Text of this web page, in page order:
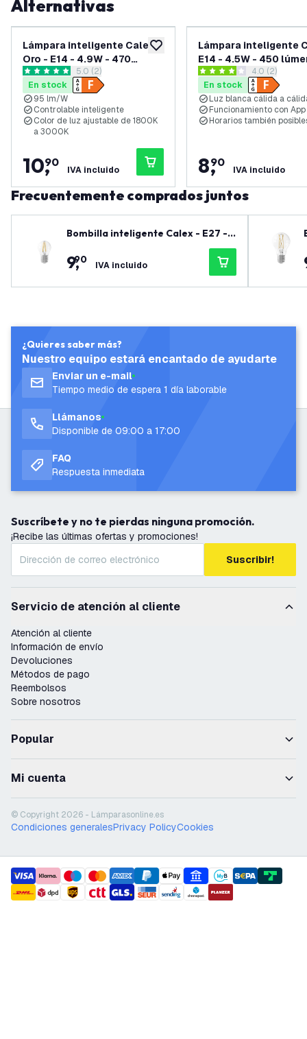
Alternativas
añadir a lista de deseos
Lámpara inteligente Calex
Oro - E14 - 4.9W - 470
lúmenes - 1800K - 3000K
abrir el panel de reseñas
5 estrellas de puntuación
5.0 (2)
En stock
95 lm/W
Controlable inteligente
Color de luz ajustable de 1800K
a 3000K
10,
90
IVA incluido
Lámpara inteligente
E14 - 4.5W - 450
1800K - 3000K
abrir el
4 estrellas de puntuación
4.0 (2)
En stock
Luz blanca cálida a
Funcionamiento con App
Horarios también
8,
90
IVA incluido
Frecuentemente comprados juntos
Bombilla inteligente Calex - E27 -
4.9W - 470 lúmenes - 1800K - 3000
K
9,
90 IVA incluido
¿Quieres saber más?
Nuestro equipo estará encantado de ayudarte
Enviar un e-mail
Tiempo medio de espera 1 día laborable
Llámanos
Disponible de 09:00 a 17:00
FAQ
Respuesta inmediata
Suscríbete y no te pierdas ninguna promoción.
¡Recibe las últimas ofertas y promociones!
Suscribir!
Servicio de atención al cliente
Atención al cliente
Información de envío
Devoluciones
Métodos de pago
Reembolsos
Sobre nosotros
Popular
Mi cuenta
© Copyright 2026 - Lámparasonline.es
Condiciones generalesPrivacy PolicyCookies
payment methods
shipment methods